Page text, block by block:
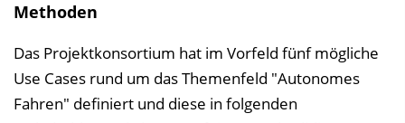
​Methoden
Das Projektkonsortium hat im Vorfeld fünf mögliche
Use Cases rund um das Themenfeld "Autonomes
Fahren" definiert und diese in folgenden